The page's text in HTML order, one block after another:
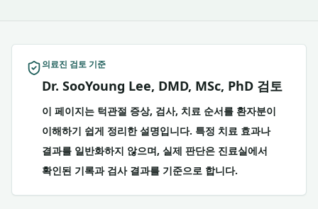
의료진 검토 기준
Dr. SooYoung Lee, DMD, MSc, PhD 검토
이 페이지는 턱관절 증상, 검사, 치료 순서를 환자분이
이해하기 쉽게 정리한 설명입니다. 특정 치료 효과나
결과를 일반화하지 않으며, 실제 판단은 진료실에서
확인된 기록과 검사 결과를 기준으로 합니다.